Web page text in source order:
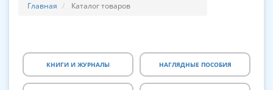
Главная Каталог товаров
КНИГИ И ЖУРНАЛЫ НАГЛЯДНЫЕ ПОСОБИЯ